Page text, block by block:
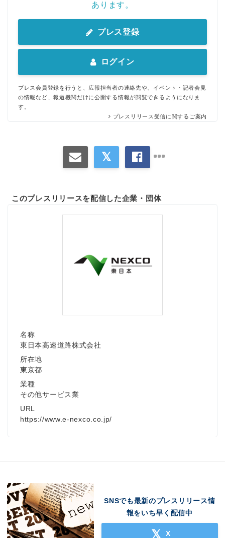
あります。
プレス登録
ログイン
プレス会員登録を行うと、広報担当者の連絡先や、イベント・記者会見
の情報など、報道機関だけに公開する情報が閲覧できるようになりま
す。
プレスリリース受信に関するご案内
このプレスリリースを配信した企業・団体
名称
東日本高速道路株式会社
所在地
東京都
業種
その他サービス業
URL
https://www.e-nexco.co.jp/
SNSでも最新のプレスリリース情
報をいち早く配信中
X